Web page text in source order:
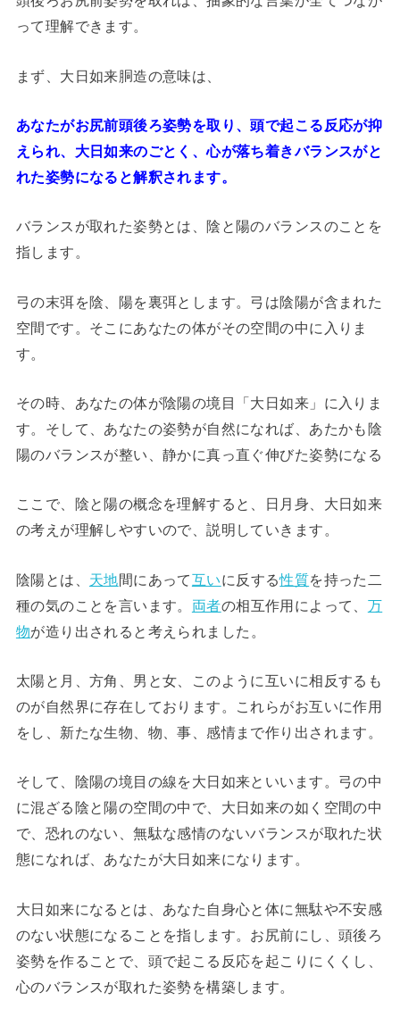
って理解できます。
まず、大日如来胴造の意味は、
あなたがお尻前頭後ろ姿勢を取り、頭で起こる反応が抑
えられ、大日如来のごとく、心が落ち着きバランスがと
れた姿勢になると解釈されます。
バランスが取れた姿勢とは、陰と陽のバランスのことを
指します。
弓の末弭を陰、陽を裏弭とします。弓は陰陽が含まれた
空間です。そこにあなたの体がその空間の中に入りま
す。
その時、あなたの体が陰陽の境目「大日如来」に入りま
す。そして、あなたの姿勢が自然になれば、あたかも陰
陽のバランスが整い、静かに真っ直ぐ伸びた姿勢になる
ここで、陰と陽の概念を理解すると、日月身、大日如来
の考えが理解しやすいので、説明していきます。
陰陽とは、 天地間にあって互いに反する性質を持った二
種の気のことを言います。 両者の相互作用によって、 万
物が造り出されると考えられました。
太陽と月、方角、男と女、このように互いに相反するも
のが自然界に存在しております。これらがお互いに作用
をし、新たな生物、物、事、感情まで作り出されます。
そして、陰陽の境目の線を大日如来といいます。弓の中
に混ざる陰と陽の空間の中で、大日如来の如く空間の中
で、恐れのない、無駄な感情のないバランスが取れた状
態になれば、あなたが大日如来になります。
大日如来になるとは、あなた自身心と体に無駄や不安感
のない状態になることを指します。お尻前にし、頭後ろ
姿勢を作ることで、頭で起こる反応を起こりにくくし、
心のバランスが取れた姿勢を構築します。